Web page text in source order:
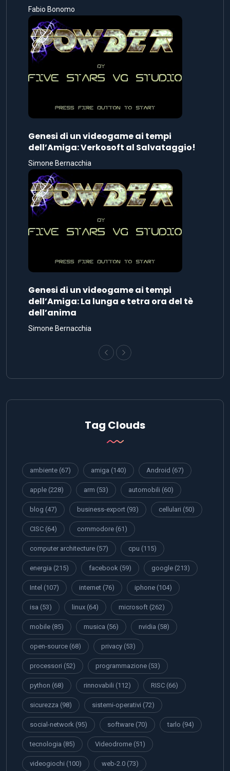
Fabio Bonomo
Genesi di un videogame ai tempi
dell’Amiga: Verkosoft al Salvataggio!
Simone Bernacchia
Genesi di un videogame ai tempi
dell’Amiga: La lunga e tetra ora del tè
dell’anima
Simone Bernacchia
Tag Clouds
ambiente (67) amiga (140) Android (67)
apple (228) arm (53) automobili (60)
blog (47) business-export (93) cellulari (50)
CISC (64) commodore (61)
computer architecture (57) cpu (115)
energia (215) facebook (59) google (213)
Intel (107) internet (76) iphone (104)
isa (53) linux (64) microsoft (262)
mobile (85) musica (56) nvidia (58)
open-source (68) privacy (53)
processori (52) programmazione (53)
python (68) rinnovabili (112) RISC (66)
sicurezza (98) sistemi-operativi (72)
social-network (95) software (70) tarlo (94)
tecnologia (85) Videodrome (51)
videogiochi (100) web-2.0 (73)